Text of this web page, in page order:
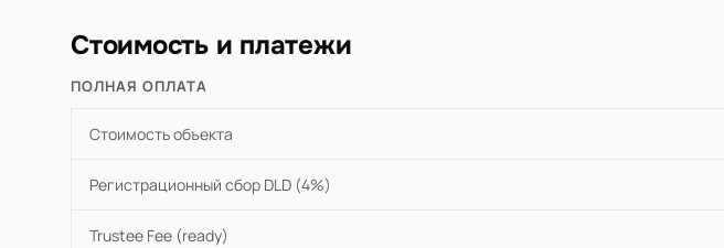
Стоимость и платежи
ПОЛНАЯ ОПЛАТА
Стоимость объекта
Регистрационный сбор DLD (4%)
Trustee Fee (ready)